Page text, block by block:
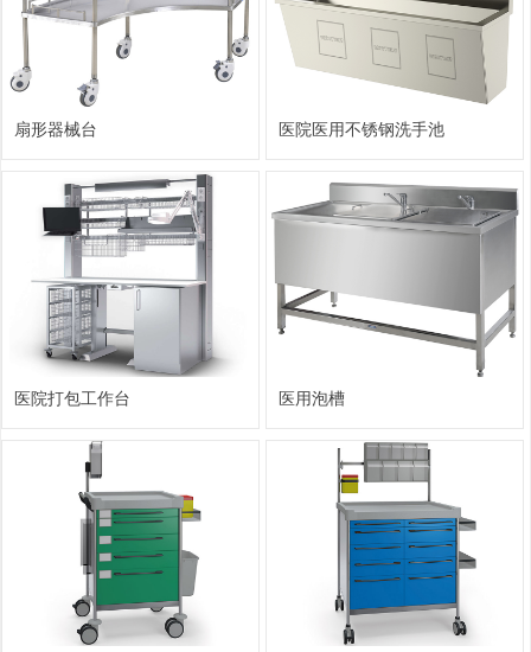
扇形器械台 医院医用不锈钢洗手池
医院打包工作台 医用泡槽
回到顶部
ꂅ